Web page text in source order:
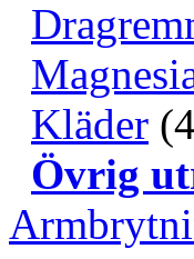
Kläder
Övrig